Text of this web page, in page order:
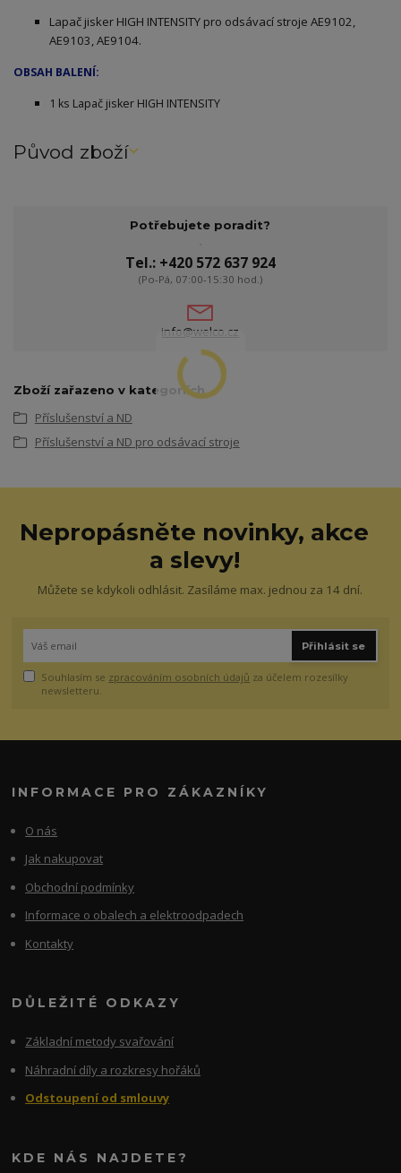
Lapač jisker HIGH INTENSITY pro odsávací stroje AE9102,
AE9103, AE9104.
OBSAH BALENÍ:
1 ks Lapač jisker HIGH INTENSITY
Původ zboží
Potřebujete poradit?
Tel.: +420 572 637 924
(Po-Pá, 07:00-15:30 hod.)
info@welco.cz
Zboží zařazeno v kategoriích
Příslušenství a ND
Příslušenství a ND pro odsávací stroje
Nepropásněte novinky, akce
a slevy!
Můžete se kdykoli odhlásit. Zasíláme max. jednou za 14 dní.
Přihlásit se
Souhlasím se zpracováním osobních údajů za účelem rozesílky
newsletteru.
INFORMACE PRO ZÁKAZNÍKY
O nás
Jak nakupovat
Obchodní podmínky
Informace o obalech a elektroodpadech
Kontakty
DŮLEŽITÉ ODKAZY
Základní metody svařování
Náhradní díly a rozkresy hořáků
Odstoupení od smlouvy
KDE NÁS NAJDETE?